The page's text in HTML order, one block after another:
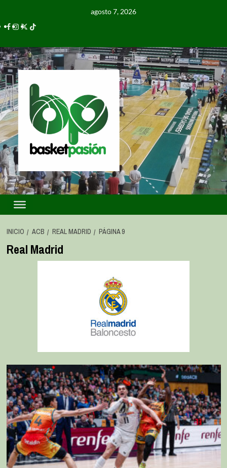
agosto 7, 2026
INICIO ACB REAL MADRID PÁGINA 9
Real Madrid